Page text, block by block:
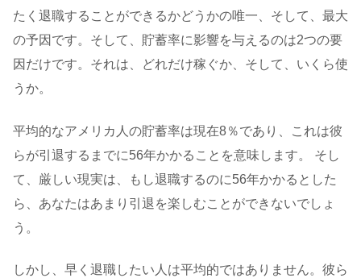
たく退職することができるかどうかの唯一、そして、最大
の予因です。そして、貯蓄率に影響を与えるのは2つの要
因だけです。それは、どれだけ稼ぐか、そして、いくら使
うか。
平均的なアメリカ人の貯蓄率は現在8％であり、これは彼
らが引退するまでに56年かかることを意味します。 そし
て、厳しい現実は、もし退職するのに56年かかるとした
ら、あなたはあまり引退を楽しむことができないでしょ
う。
しかし、早く退職したい人は平均的ではありません。彼ら